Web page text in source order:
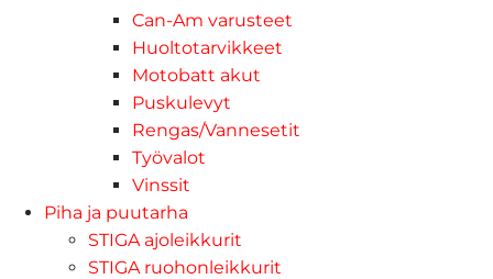
Can-Am varusteet
Huoltotarvikkeet
Motobatt akut
Puskulevyt
Rengas/Vannesetit
Työvalot
Vinssit
Piha ja puutarha
STIGA ajoleikkurit
STIGA ruohonleikkurit